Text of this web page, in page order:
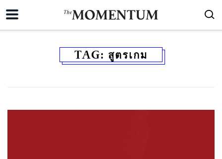
TAG: สูตรเกม